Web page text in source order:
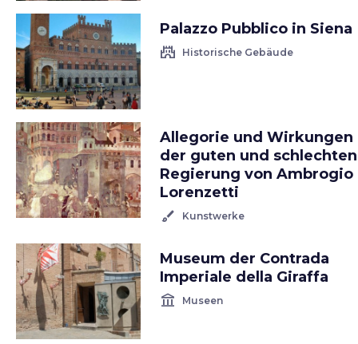
Palazzo Pubblico in Siena
castle Historische Gebäude
Allegorie und Wirkungen
der guten und schlechten
Regierung von Ambrogio
Lorenzetti
brush Kunstwerke
Museum der Contrada
Imperiale della Giraffa
account_balance Museen